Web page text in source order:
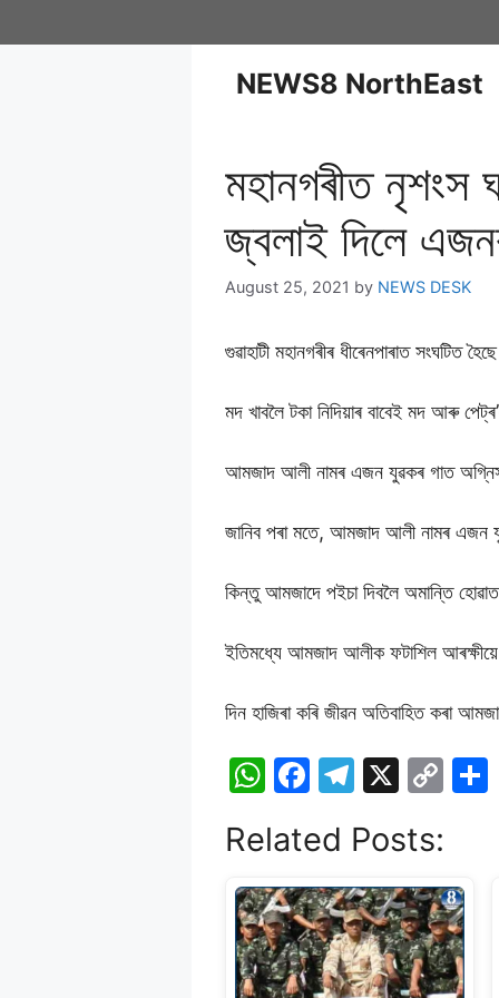
NEWS8 NorthEast
মহানগৰীত নৃশংস
জ্বলাই দিলে
August 25, 2021 by NEWS DESK
গুৱাহাটী মহানগৰীৰ ধীৰেনপাৰাত সংঘটিত
মদ খাবলৈ টকা নিদিয়াৰ বাবেই মদ আৰু
আমজাদ আলী নামৰ এজন যুৱকৰ গাত
জানিব পৰা মতে, আমজাদ আলী নামৰ এজন
কিন্তু আমজাদে পইচা দিবলৈ অমান্তি
ইতিমধ্যে আমজাদ আলীক ফটাশিল আৰক্ষীয়ে
দিন হাজিৰা কৰি জীৱন অতিবাহিত কৰা
W
at
s
A
p
p
F
c
e
b
o
o
T
e
gr
a
m
X
C
y
Li
n
k
Related Posts: